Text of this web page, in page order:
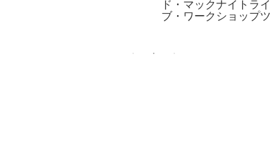
のみをPCで保存する方
法